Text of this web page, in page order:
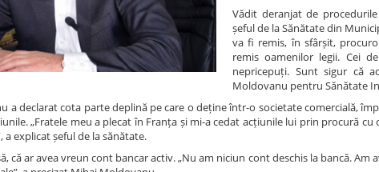
Vădit deranjat de
șeful de la Sănătate din
va fi remis, în sfârșit,
remis oamenilor legii. Cei
nepricepuți. Sunt sigur că
Moldovanu pentru Sănătate
a declarat cota parte deplină pe care o deține într-o societate comercială,
„Fratele meu a plecat în Franța și mi-a cedat acțiunile lui prin procură
a explicat șeful de la sănătate.
că ar avea vreun cont bancar activ. „Nu am niciun cont deschis la bancă. Am